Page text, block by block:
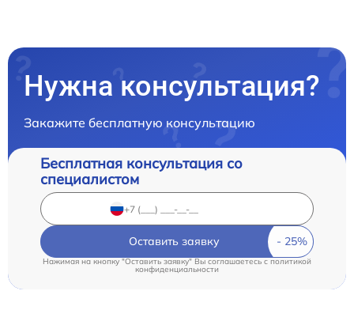
Нужна консультация?
Закажите бесплатную консультацию
Бесплатная консультация со
специалистом
Оставить заявку
Нажимая на кнопку "Оставить заявку" Вы соглашаетесь c политикой
конфиденциальности